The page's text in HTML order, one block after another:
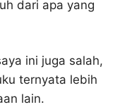
dari apa yang
ini juga salah,
ternyata lebih
lain.